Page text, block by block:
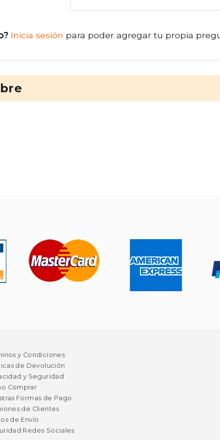
Inicia sesión para poder agregar tu propia
y Condiciones
de Devolución
y Seguridad
Comprar
Formas de Pago
de Clientes
de Envío
Redes Sociales